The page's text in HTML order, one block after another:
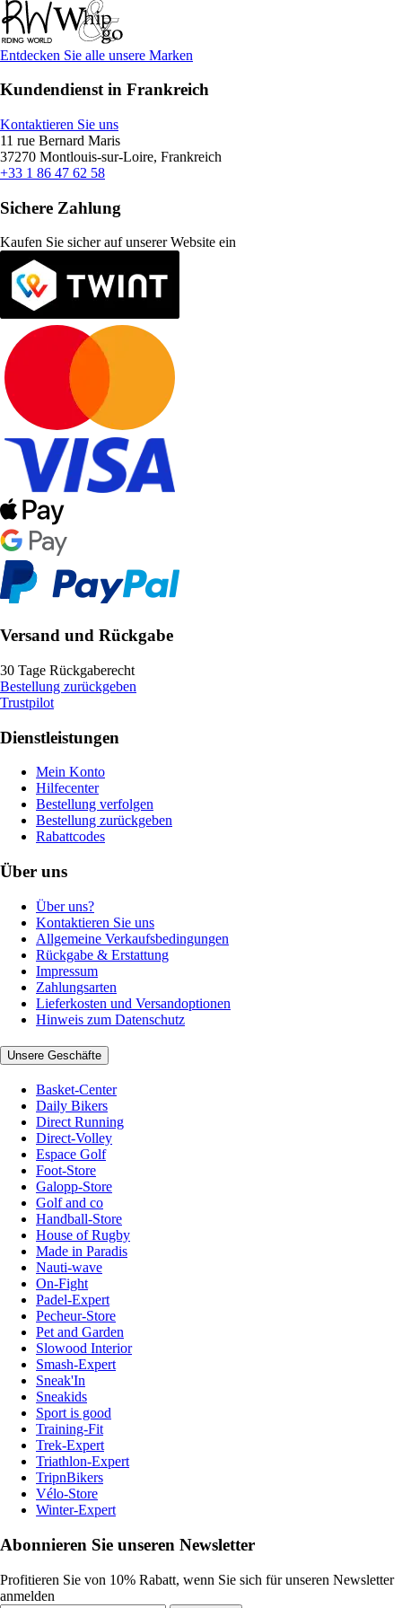
Entdecken Sie alle unsere Marken
Kundendienst in Frankreich
Kontaktieren Sie uns
11 rue Bernard Maris
37270 Montlouis-sur-Loire, Frankreich
+33 1 86 47 62 58
Sichere Zahlung
Kaufen Sie sicher auf unserer Website ein
Versand und Rückgabe
30 Tage Rückgaberecht
Bestellung zurückgeben
Trustpilot
Dienstleistungen
Mein Konto
Hilfecenter
Bestellung verfolgen
Bestellung zurückgeben
Rabattcodes
Über uns
Über uns?
Kontaktieren Sie uns
Allgemeine Verkaufsbedingungen
Rückgabe & Erstattung
Impressum
Zahlungsarten
Lieferkosten und Versandoptionen
Hinweis zum Datenschutz
Unsere Geschäfte
Basket-Center
Daily Bikers
Direct Running
Direct-Volley
Espace Golf
Foot-Store
Galopp-Store
Golf and co
Handball-Store
House of Rugby
Made in Paradis
Nauti-wave
On-Fight
Padel-Expert
Pecheur-Store
Pet and Garden
Slowood Interior
Smash-Expert
Sneak'In
Sneakids
Sport is good
Training-Fit
Trek-Expert
Triathlon-Expert
TripnBikers
Vélo-Store
Winter-Expert
Abonnieren Sie unseren Newsletter
Profitieren Sie von 10% Rabatt, wenn Sie sich für unseren Newsletter
anmelden